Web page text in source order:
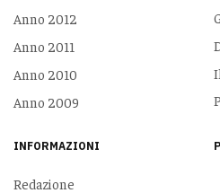
Anno 2012
Anno 2011
Anno 2010
Anno 2009
INFORMAZIONI
Redazione